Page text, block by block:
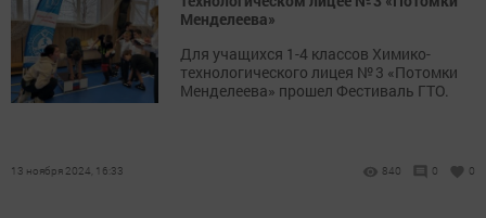
Менделеева»
Для учащихся 1-4 классов Химико-
технологического лицея № 3 «Потомки
Менделеева» прошел Фестиваль ГТО.
13 ноября 2024, 16:33 840 0 0